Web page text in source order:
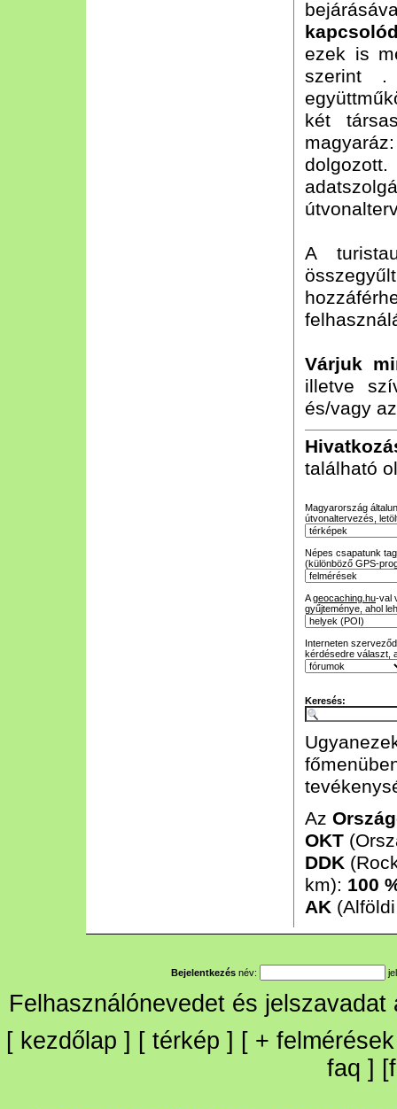
ezek is
szerint .
két
A
Várjuk
illetve
és/vagy
található
Magyarország
útvonaltervezés,
Népes csapatunk
(különböző GPS-
Ageocaching.hu-val
gyűjteménye, ahol
Interneten
kérdésedre választ,
Keresés:
Az
OKT
DDK
km): 100
AK
Bejelentkezés név:
Felhasználónevedet és
[ kezdőlap ] [ térkép ] [ + felmérések
faq ] [